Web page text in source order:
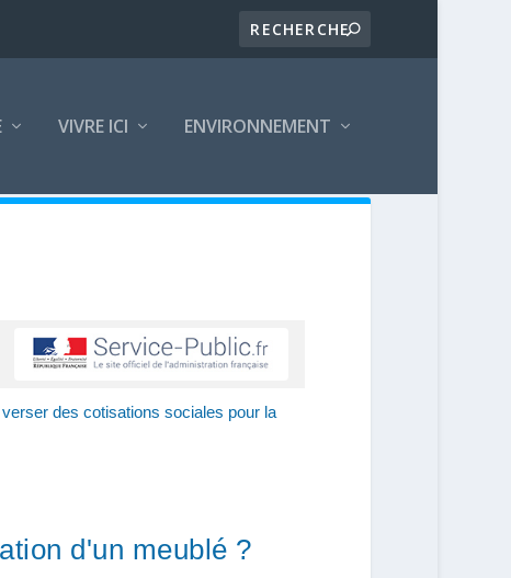
VIVRE ICI ENVIRONNEMENT
des cotisations sociales pour la
d'un meublé ?